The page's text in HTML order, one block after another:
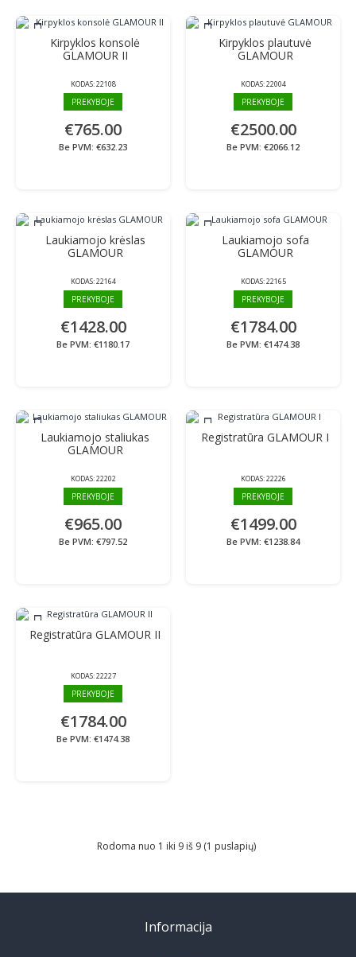
Kirpyklos konsolė
GLAMOUR II
KODAS:22108
PREKYBOJE
€765.00
Be PVM: €632.23
Kirpyklos plautuvė
GLAMOUR
KODAS:22004
PREKYBOJE
€2500.00
Be PVM: €2066.12
Laukiamojo krėslas
GLAMOUR
KODAS:22164
PREKYBOJE
€1428.00
Be PVM: €1180.17
Laukiamojo sofa
GLAMOUR
KODAS:22165
PREKYBOJE
€1784.00
Be PVM: €1474.38
Laukiamojo staliukas
GLAMOUR
KODAS:22202
PREKYBOJE
€965.00
Be PVM: €797.52
Registratūra GLAMOUR I
KODAS:22226
PREKYBOJE
€1499.00
Be PVM: €1238.84
Registratūra GLAMOUR II
KODAS:22227
PREKYBOJE
€1784.00
Be PVM: €1474.38
Rodoma nuo 1 iki 9 iš 9 (1 puslapių)
Informacija